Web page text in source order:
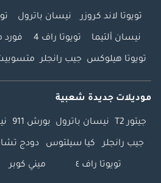
تويوتا لاند كروزر نيسان باترول
نيسان ألتيما تويوتا راف 4 فورد
تويوتا هيلوكس جيب رانجلر
موديلات جديدة شعبية
جيتور T2 نيسان باترول بورش 911
جيب رانجلر كيا سيلتوس دودج
تويوتا راف ٤ ميني كوبر